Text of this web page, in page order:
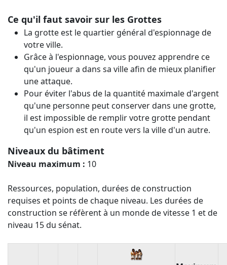
Ce qu'il faut savoir sur les Grottes
La grotte est le quartier général d'espionnage de
votre ville.
Grâce à l'espionnage, vous pouvez apprendre ce
qu'un joueur a dans sa ville afin de mieux planifier
une attaque.
Pour éviter l'abus de la quantité maximale d'argent
qu'une personne peut conserver dans une grotte,
il est impossible de remplir votre grotte pendant
qu'un espion est en route vers la ville d'un autre.
Niveaux du bâtiment
Niveau maximum : 10
Ressources, population, durées de construction
requises et points de chaque niveau. Les durées de
construction se réfèrent à un monde de vitesse 1 et de
niveau 15 du sénat.